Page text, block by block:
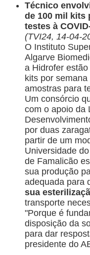
Técnico
de 100 mil kits
testes à
(TVI24, 14-04-
O Instituto
Algarve
a Hidrofer estão
kits por
amostras para
Um consórcio
com o apoio da
por duas
partir de um
Universidade
de Famalicão
sua produção
adequada para
sua
transporte
"Porque é
disposição da
para dar
presidente do